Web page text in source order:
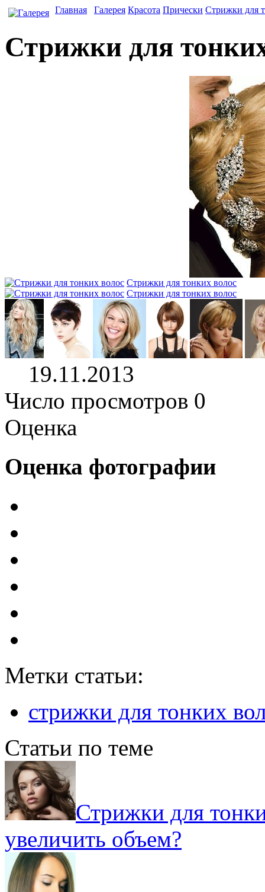
Главная Галерея Красота Прически Стрижки для
Стрижки для
Стрижки для тонких волос
Стрижки для тонких волос
19.11.2013
Число просмотров 0
Оценка
Оценка фотографии
Метки статьи:
стрижки для тонких
Статьи по теме
Стрижки для
увеличить объем?